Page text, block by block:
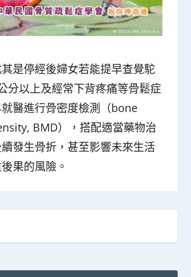
是停經後婦女若能提早查覺駝
分以上及經常下背疼痛等骨鬆症
醫進行骨密度檢測（bone
BMD），搭配適當藥物治
發生骨折，甚至影響未來生活
果的風險。